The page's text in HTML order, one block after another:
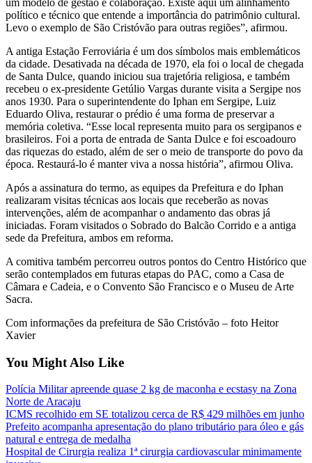
político e técnico que entende a importância do patrimônio cultural.
Levo o exemplo de São Cristóvão para outras regiões”, afirmou.
A antiga Estação Ferroviária é um dos símbolos mais emblemáticos
da cidade. Desativada na década de 1970, ela foi o local de chegada
de Santa Dulce, quando iniciou sua trajetória religiosa, e também
recebeu o ex-presidente Getúlio Vargas durante visita a Sergipe nos
anos 1930. Para o superintendente do Iphan em Sergipe, Luiz
Eduardo Oliva, restaurar o prédio é uma forma de preservar a
memória coletiva. “Esse local representa muito para os sergipanos e
brasileiros. Foi a porta de entrada de Santa Dulce e foi escoadouro
das riquezas do estado, além de ser o meio de transporte do povo da
época. Restaurá-lo é manter viva a nossa história”, afirmou Oliva.
Após a assinatura do termo, as equipes da Prefeitura e do Iphan
realizaram visitas técnicas aos locais que receberão as novas
intervenções, além de acompanhar o andamento das obras já
iniciadas. Foram visitados o Sobrado do Balcão Corrido e a antiga
sede da Prefeitura, ambos em reforma.
A comitiva também percorreu outros pontos do Centro Histórico que
serão contemplados em futuras etapas do PAC, como a Casa de
Câmara e Cadeia, e o Convento São Francisco e o Museu de Arte
Sacra.
Com informações da prefeitura de São Cristóvão – foto Heitor
Xavier
You Might Also Like
Polícia Militar apreende quase 2 kg de maconha e ecstasy na Zona
Norte de Aracaju
ICMS recolhido em SE totalizou cerca de R$ 429 milhões em junho
Prefeito acompanha apresentação do plano tributário para óleo e gás
natural e entrega de medalha
Hospital de Cirurgia realiza 1ª cirurgia cardiovascular minimamente